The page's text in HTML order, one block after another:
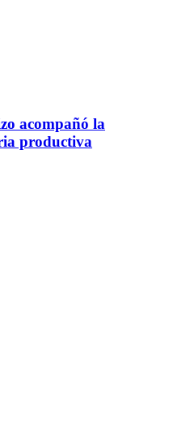
acompañó la
productiva